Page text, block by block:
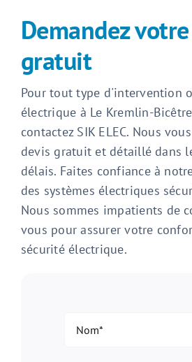
Demandez
gratuit
Pour tout type d'intervention
électrique à Le Kremlin-
contactez SIK ELEC. Nous
devis gratuit et détaillé dans
délais. Faites confiance à
des systèmes électriques
Nous sommes impatients de
vous pour assurer votre
sécurité électrique.